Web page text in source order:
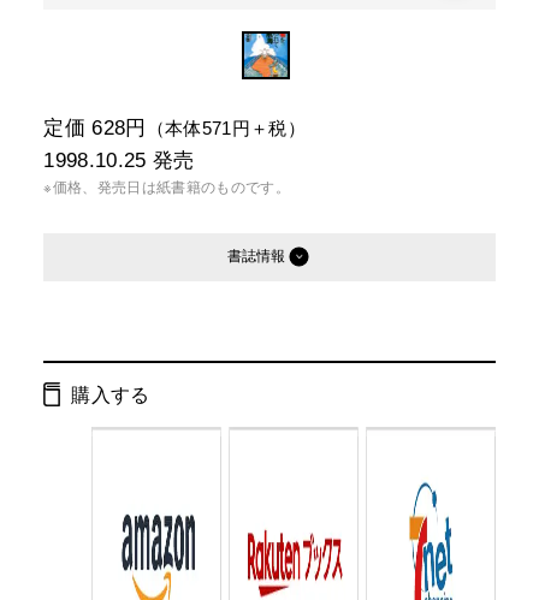
定価 628円 （本体571円＋税）
1998.10.25 発売
※価格、発売日は紙書籍のものです。
書誌情報
ISBN： 9784877286637
判型：
購入する